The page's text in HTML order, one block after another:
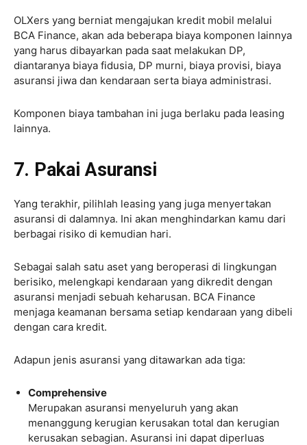
OLXers yang berniat mengajukan kredit mobil melalui
BCA Finance, akan ada beberapa biaya komponen lainnya
yang harus dibayarkan pada saat melakukan DP,
diantaranya biaya fidusia, DP murni, biaya provisi, biaya
asuransi jiwa dan kendaraan serta biaya administrasi.
Komponen biaya tambahan ini juga berlaku pada leasing
lainnya.
7. Pakai Asuransi
Yang terakhir, pilihlah leasing yang juga menyertakan
asuransi di dalamnya. Ini akan menghindarkan kamu dari
berbagai risiko di kemudian hari.
Sebagai salah satu aset yang beroperasi di lingkungan
berisiko, melengkapi kendaraan yang dikredit dengan
asuransi menjadi sebuah keharusan. BCA Finance
menjaga keamanan bersama setiap kendaraan yang dibeli
dengan cara kredit.
Adapun jenis asuransi yang ditawarkan ada tiga:
Comprehensive
Merupakan asuransi menyeluruh yang akan
menanggung kerugian kerusakan total dan kerugian
kerusakan sebagian. Asuransi ini dapat diperluas